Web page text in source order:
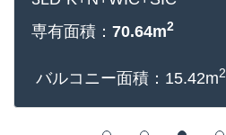
専有面積： 70.64m2
バルコニー面積：15.42m2